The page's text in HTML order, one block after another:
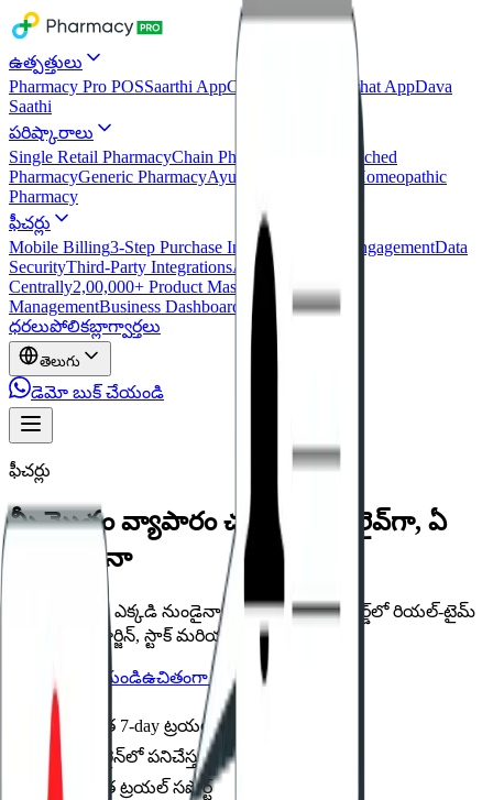
ఉత్పత్తులు
Pharmacy Pro POSSaarthi AppConsumer App Bachat AppDava
Saathi
పరిష్కారాలు
Single Retail PharmacyChain Pharmacy
Clinic-Attached
PharmacyGeneric PharmacyAyurvedic Pharmacy
Homeopathic
Pharmacy
ఫీచర్లు
Mobile Billing3-Step Purchase Inward Customer EngagementData
SecurityThird-Party IntegrationsAccess Everything
Centrally2,00,000+ Product MasterUsers & Role
ManagementBusiness Dashboard
ధరలుపోలికబ్లాగ్వార్తలు
తెలుగు
డెమో బుక్ చేయండి
ఫీచర్లు
మీ మొత్తం వ్యాపారం చూడండి — లైవ్‌గా, ఏ
పరికరంపైనా
ఏ పరికరంపైనా, ఎక్కడి నుండైనా తెరవగల ఒకే డాష్‌బోర్డ్‌లో రియల్-టైమ్
అమ్మకాలు, మార్జిన్, స్టాక్ మరియు ఎక్స్‌పైరీ డేటా.
డెమో బుక్ చేయండిఉచితంగా ప్రయత్నించండి
ఉచిత 7-day ట్రయల్
ఆఫ్‌లైన్‌లో పనిచేస్తుంది
ఉచిత ట్రయల్ సపోర్ట్